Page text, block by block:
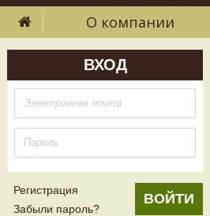
О компании
ВХОД
Регистрация
Забыли пароль?